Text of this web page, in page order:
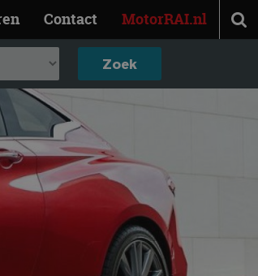
Contact MotorRAI.nl